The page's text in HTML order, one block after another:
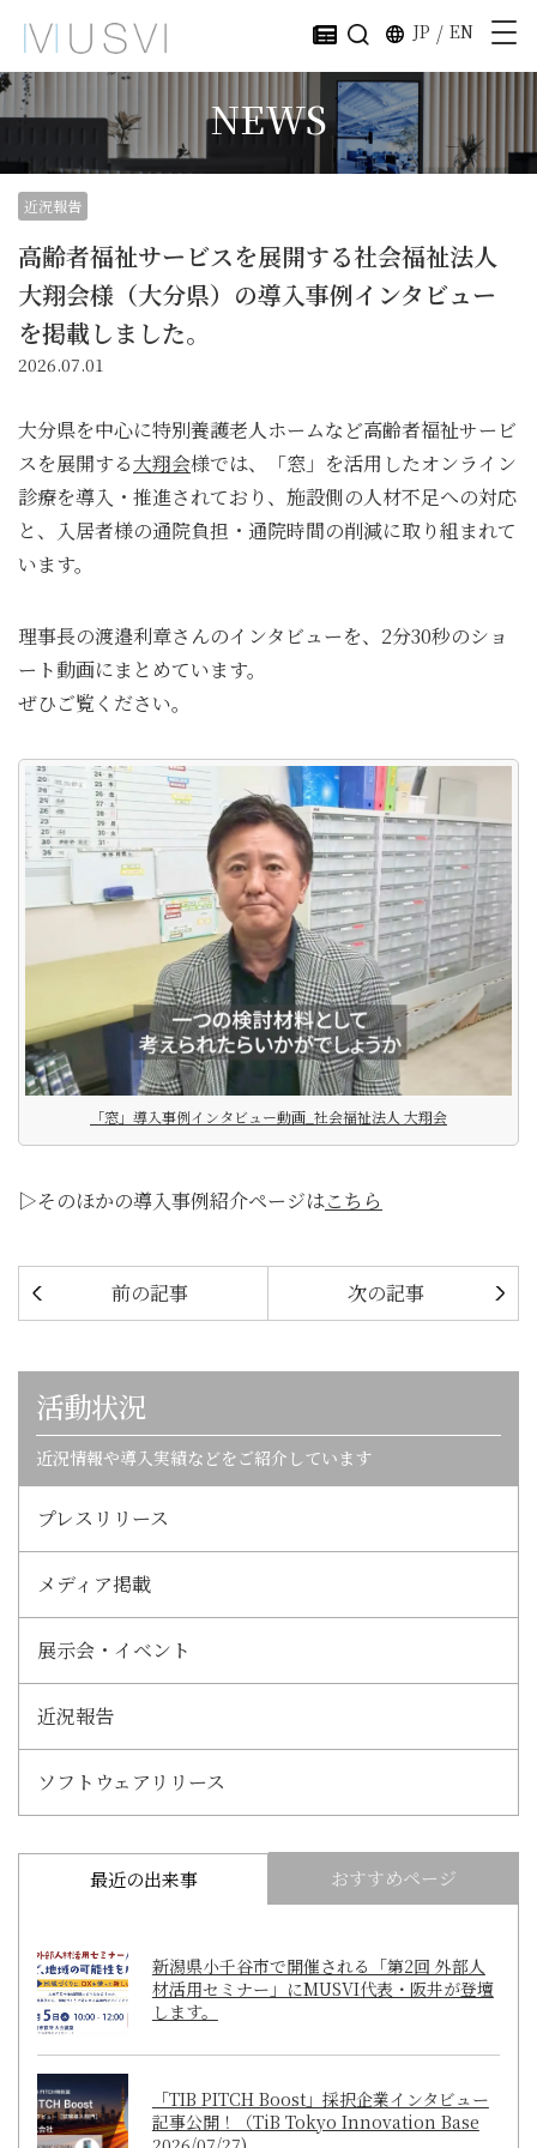
JP / EN
NEWS
近況報告
高齢者福祉サービスを展開する社会福祉法人
大翔会様（大分県）の導入事例インタビュー
を掲載しました。
2026.07.01
大分県を中心に特別養護老人ホームなど高齢者福祉サービ
スを展開する大翔会様では、「窓」を活用したオンライン
診療を導入・推進されており、施設側の人材不足への対応
と、入居者様の通院負担・通院時間の削減に取り組まれて
います。
理事長の渡邉利章さんのインタビューを、2分30秒のショ
ート動画にまとめています。
ぜひご覧ください。
「窓」導入事例インタビュー動画_社会福祉法人 大翔会
▷そのほかの導入事例紹介ページはこちら
前の記事 次の記事
活動状況
近況情報や導入実績などをご紹介しています
プレスリリース
メディア掲載
展示会・イベント
近況報告
ソフトウェアリリース
最近の出来事 おすすめページ
新潟県小千谷市で開催される「第2回 外部人
材活用セミナー」にMUSVI代表・阪井が登壇
します。
「TIB PITCH Boost」採択企業インタビュー
記事公開！（TiB Tokyo Innovation Base